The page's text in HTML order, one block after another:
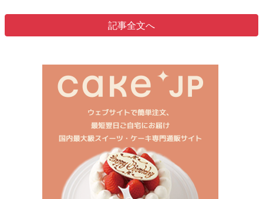
記事全文へ